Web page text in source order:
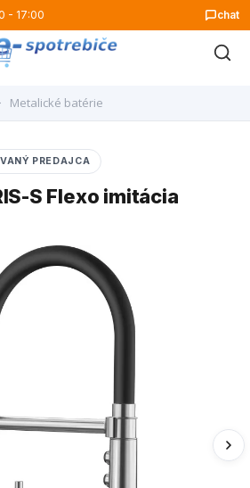
- 17:00 chat
Metalické batérie
PREDAJCA
S Flexo imitácia